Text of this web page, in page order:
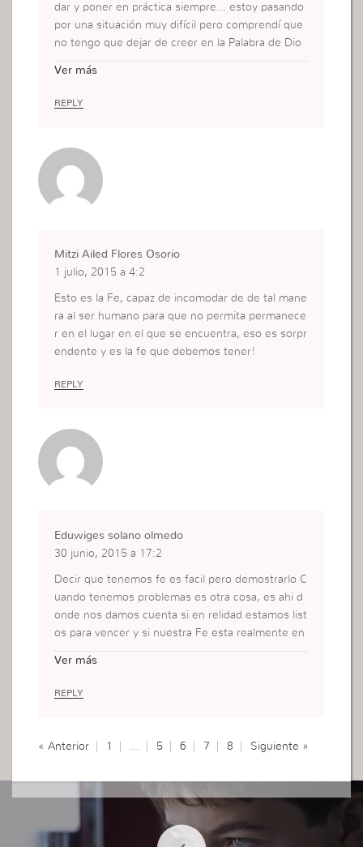
dar y poner en práctica siempre… estoy pasando
por una situación muy difícil pero comprendí que
no tengo que dejar de creer en la Palabra de Dio
Ver más
REPLY
Mitzi Ailed Flores Osorio
1 julio, 2015 a 4:2
Esto es la Fe, capaz de incomodar de de tal mane
ra al ser humano para que no permita permanece
r en el lugar en el que se encuentra, eso es sorpr
endente y es la fe que debemos tener!
REPLY
Eduwiges solano olmedo
30 junio, 2015 a 17:2
Decir que tenemos fe es facil pero demostrarlo C
uando tenemos problemas es otra cosa, es ahi d
onde nos damos cuenta si en relidad estamos list
os para vencer y si nuestra Fe esta realmente en
Ver más
REPLY
« Anterior 1 … 5 6 7 8 Siguiente »